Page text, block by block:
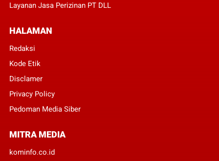
Layanan Jasa Perizinan PT DLL
HALAMAN
Redaksi
Kode Etik
Disclamer
Privacy Policy
Pedoman Media Siber
MITRA MEDIA
kominfo.co.id